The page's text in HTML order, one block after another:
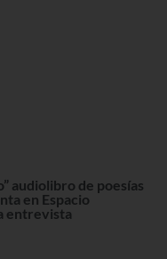
audiolibro de poesías
en Espacio
entrevista